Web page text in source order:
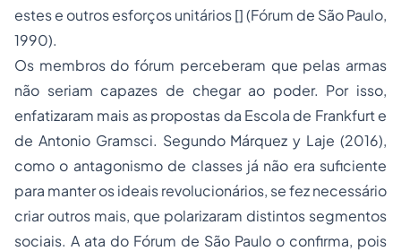
estes e outros esforços unitários [] (Fórum de São Paulo,
1990).
Os membros do fórum perceberam que pelas armas
não seriam capazes de chegar ao poder. Por isso,
enfatizaram mais as propostas da Escola de Frankfurt e
de Antonio Gramsci. Segundo Márquez y Laje (2016),
como o antagonismo de classes já não era suficiente
para manter os ideais revolucionários, se fez necessário
criar outros mais, que polarizaram distintos segmentos
sociais. A ata do Fórum de São Paulo o confirma, pois